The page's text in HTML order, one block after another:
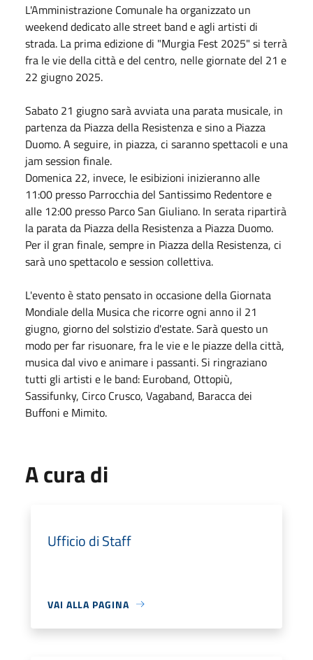
L'Amministrazione Comunale ha organizzato un
weekend dedicato alle street band e agli artisti di
strada. La prima edizione di "Murgia Fest 2025" si terrà
fra le vie della città e del centro, nelle giornate del 21 e
22 giugno 2025.
Sabato 21 giugno sarà avviata una parata musicale, in
partenza da Piazza della Resistenza e sino a Piazza
Duomo. A seguire, in piazza, ci saranno spettacoli e una
jam session finale.
Domenica 22, invece, le esibizioni inizieranno alle
11:00 presso Parrocchia del Santissimo Redentore e
alle 12:00 presso Parco San Giuliano. In serata ripartirà
la parata da Piazza della Resistenza a Piazza Duomo.
Per il gran finale, sempre in Piazza della Resistenza, ci
sarà uno spettacolo e session collettiva.
L'evento è stato pensato in occasione della Giornata
Mondiale della Musica che ricorre ogni anno il 21
giugno, giorno del solstizio d'estate. Sarà questo un
modo per far risuonare, fra le vie e le piazze della città,
musica dal vivo e animare i passanti. Si ringraziano
tutti gli artisti e le band: Euroband, Ottopiù,
Sassifunky, Circo Crusco, Vagaband, Baracca dei
Buffoni e Mimito.
A cura di
Ufficio di Staff
VAI ALLA PAGINA